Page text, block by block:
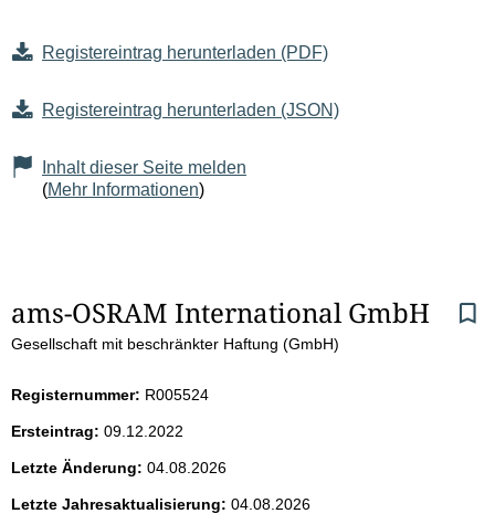
Registereintrag herunterladen (PDF)
Registereintrag herunterladen (JSON)
Inhalt dieser Seite melden
(Mehr Informationen)
S
e
i
t
e
ams-OSRAM International GmbH
Gesellschaft mit beschränkter Haftung (GmbH)
Registernummer: R005524
Ersteintrag: 09.12.2022
Letzte Änderung: 04.08.2026
Letzte Jahresaktualisierung: 04.08.2026